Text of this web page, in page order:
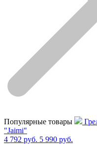
Популярные товары
"Jaimi"
4 792 руб. 5 990 руб.